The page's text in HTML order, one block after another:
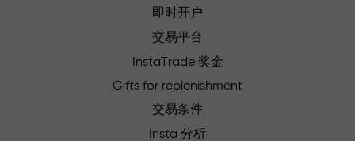
即时开户
交易平台
InstaTrade 奖金
Gifts for replenishment
交易条件
Insta 分析